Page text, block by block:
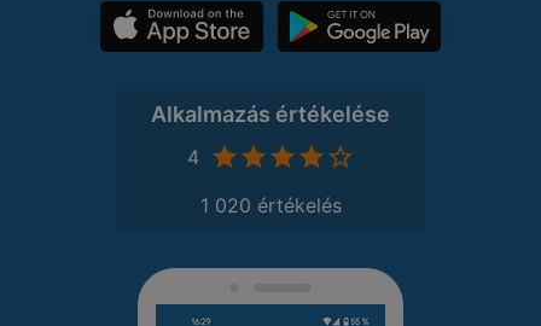
Alkalmazás értékelése
4
1 020 értékelés